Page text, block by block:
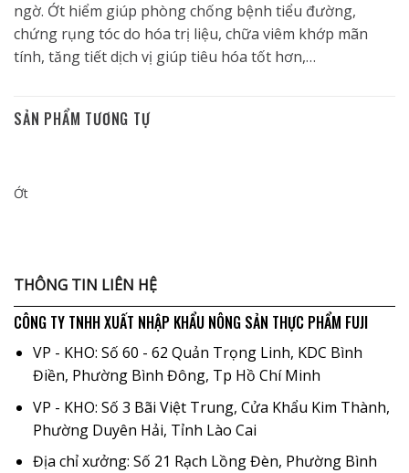
ngờ. Ớt hiểm giúp phòng chống bệnh tiểu đường,
chứng rụng tóc do hóa trị liệu, chữa viêm khớp mãn
tính, tăng tiết dịch vị giúp tiêu hóa tốt hơn,…
SẢN PHẨM TƯƠNG TỰ
Ớt
THÔNG TIN LIÊN HỆ
CÔNG TY TNHH XUẤT NHẬP KHẨU NÔNG SẢN THỰC PHẨM FUJI
VP - KHO: Số 60 - 62 Quản Trọng Linh, KDC Bình
Điền, Phường Bình Đông, Tp Hồ Chí Minh
VP - KHO: Số 3 Bãi Việt Trung, Cửa Khẩu Kim Thành,
Phường Duyên Hải, Tỉnh Lào Cai
Địa chỉ xưởng: Số 21 Rạch Lồng Đèn, Phường Bình